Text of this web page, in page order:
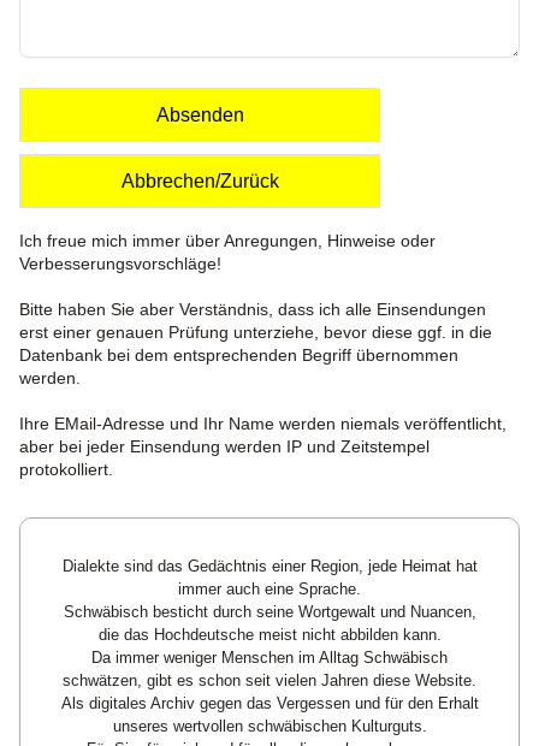
Absenden
Abbrechen/Zurück
Ich freue mich immer über Anregungen, Hinweise oder
Verbesserungsvorschläge!
Bitte haben Sie aber Verständnis, dass ich alle Einsendungen
erst einer genauen Prüfung unterziehe, bevor diese ggf. in die
Datenbank bei dem entsprechenden Begriff übernommen
werden.
Ihre EMail-Adresse und Ihr Name werden niemals veröffentlicht,
aber bei jeder Einsendung werden IP und Zeitstempel
protokolliert.
Dialekte sind das Gedächtnis einer Region, jede Heimat hat
immer auch eine Sprache.
Schwäbisch besticht durch seine Wortgewalt und Nuancen,
die das Hochdeutsche meist nicht abbilden kann.
Da immer weniger Menschen im Alltag Schwäbisch
schwätzen, gibt es schon seit vielen Jahren diese Website.
Als digitales Archiv gegen das Vergessen und für den Erhalt
unseres wertvollen schwäbischen Kulturguts.